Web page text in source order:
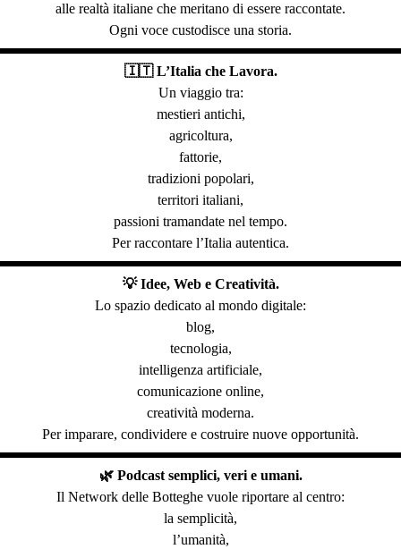
alle realtà italiane che meritano di essere raccontate.
Ogni voce custodisce una storia.
🇮🇹 L’Italia che Lavora.
Un viaggio tra:
mestieri antichi,
agricoltura,
fattorie,
tradizioni popolari,
territori italiani,
passioni tramandate nel tempo.
Per raccontare l’Italia autentica.
💡 Idee, Web e Creatività.
Lo spazio dedicato al mondo digitale:
blog,
tecnologia,
intelligenza artificiale,
comunicazione online,
creatività moderna.
Per imparare, condividere e costruire nuove opportunità.
🌿 Podcast semplici, veri e umani.
Il Network delle Botteghe vuole riportare al centro:
la semplicità,
l’umanità,